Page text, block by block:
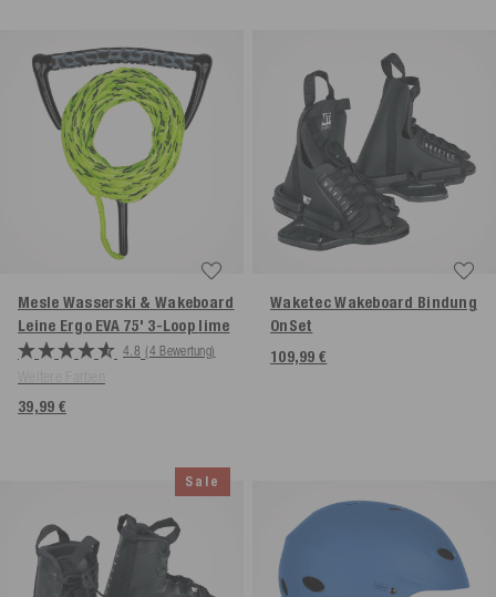
Mesle Wasserski & Wakeboard
Leine Ergo EVA 75' 3-Loop lime
4.8 (4 Bewertung)
39,99 €
Waketec Wakeboard Bindung
OnSet
109,99 €
Sale